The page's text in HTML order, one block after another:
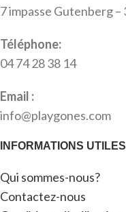
7 impasse Gutenberg
Téléphone:
04 74 28 38 14
Email :
info@playgones.com
INFORMATIONS UTILES
Qui sommes-nous?
Contactez-nous